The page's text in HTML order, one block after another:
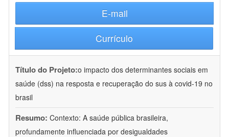
E-mail
Currículo
Título do Projeto:o impacto dos determinantes sociais em
saúde (dss) na resposta e recuperação do sus à covid-19 no
brasil
Resumo: Contexto: A saúde pública brasileira,
profundamente influenciada por desigualdades